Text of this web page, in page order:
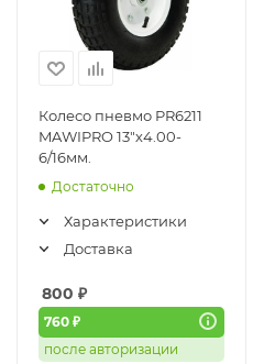
Колесо пневмо PR6211
MAWIPRO 13"х4.00-
6/16мм.
Достаточно
Характеристики
Доставка
800 ₽
760 ₽
после авторизации